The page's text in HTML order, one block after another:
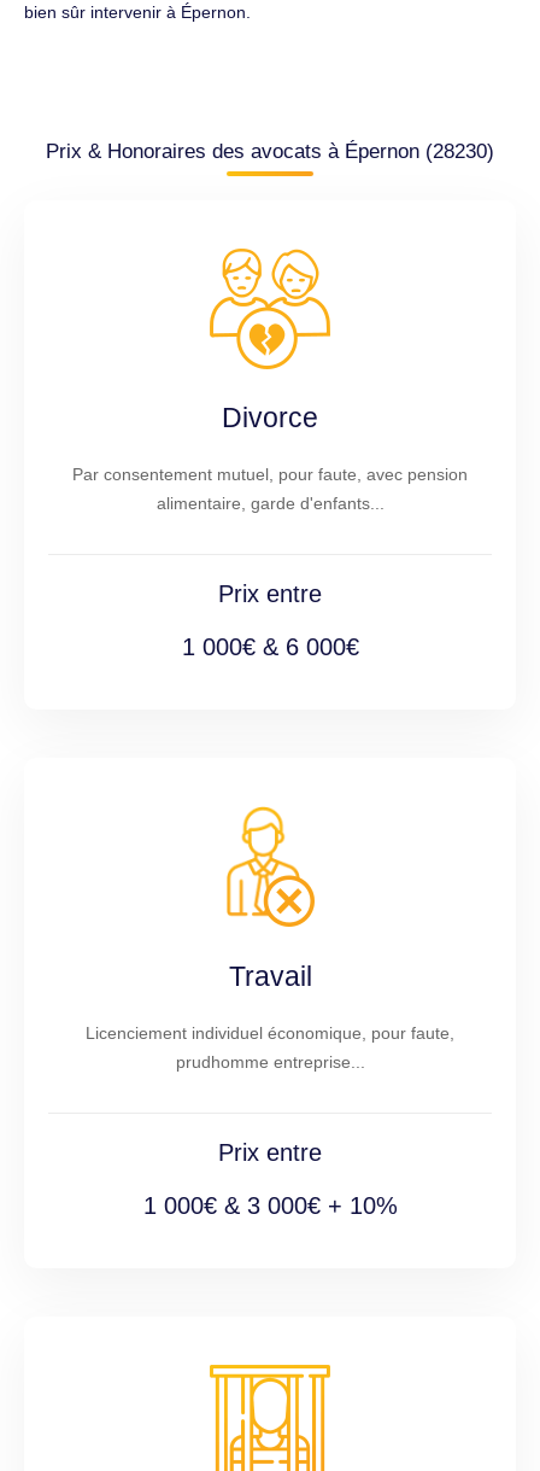
bien sûr intervenir à Épernon.
Prix & Honoraires des avocats à Épernon (28230)
Divorce
Par consentement mutuel, pour faute, avec pension
alimentaire, garde d'enfants...
Prix entre
1 000€ & 6 000€
Travail
Licenciement individuel économique, pour faute,
prudhomme entreprise...
Prix entre
1 000€ & 3 000€ + 10%